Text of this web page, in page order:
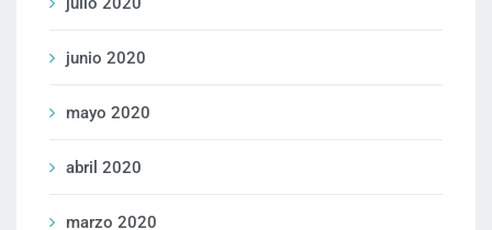
junio 2020
mayo 2020
abril 2020
marzo 2020